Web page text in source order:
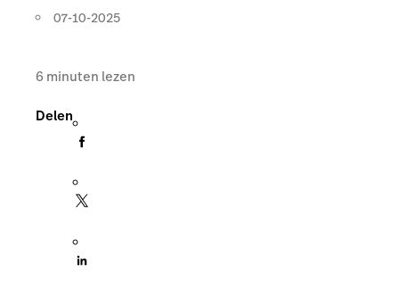
07-10-2025
6 minuten lezen
Delen